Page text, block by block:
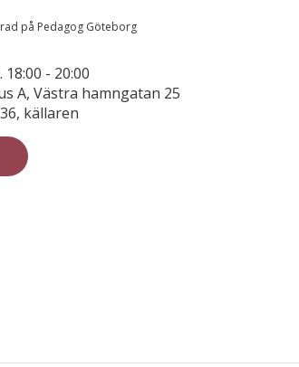
på Pedagog Göteborg
18:00 - 20:00
A, Västra hamngatan 25
källaren